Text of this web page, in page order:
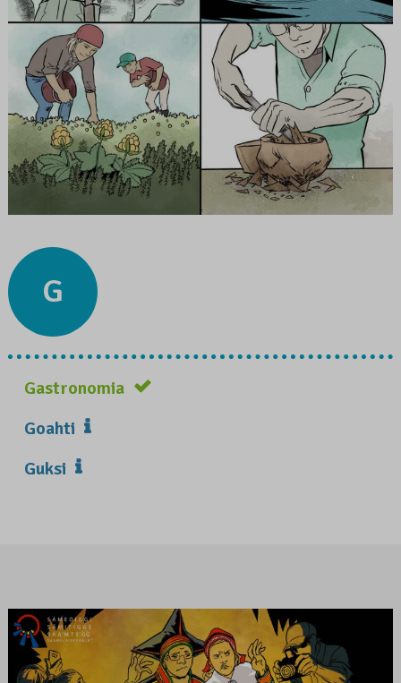
G
Gastronomia
Goahti
Guksi